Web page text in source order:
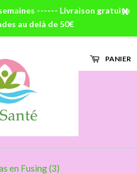
------ Livraison gratuite
au delà de 50€
X
PANIER
en Fusing (3)